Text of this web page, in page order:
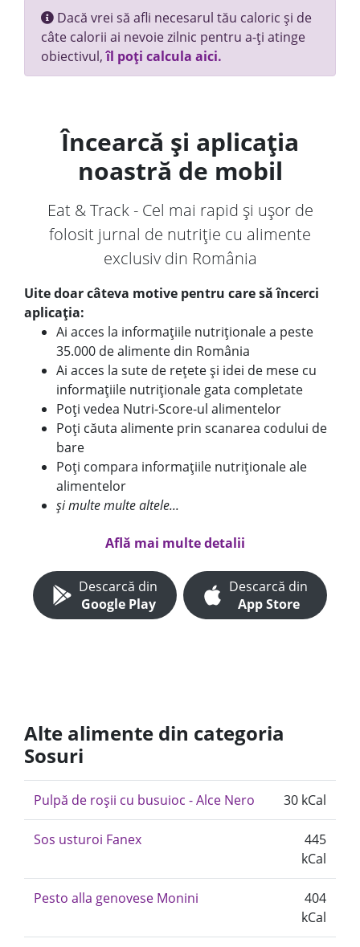
Dacă vrei să afli necesarul tău caloric și de
câte calorii ai nevoie zilnic pentru a-ți atinge
obiectivul,îl poți calcula aici.
Încearcă și aplicația
noastră de mobil
Eat & Track - Cel mai rapid și ușor de
folosit jurnal de nutriție cu alimente
exclusiv din România
Uite doar câteva motive pentru care să încerci
aplicația:
Ai acces la informațiile nutriționale a peste
35.000 de alimente din România
Ai acces la sute de rețete și idei de mese cu
informațiile nutriționale gata completate
Poți vedea Nutri-Score-ul alimentelor
Poți căuta alimente prin scanarea codului de
bare
Poți compara informațiile nutriționale ale
alimentelor
și multe multe altele...
Află mai multe detalii
Descarcă din
Google Play
Descarcă din
App Store
Alte alimente din categoria
Sosuri
Pulpă de roșii cu busuioc - Alce Nero 30 kCal
Sos usturoi Fanex
445
kCal
Pesto alla genovese Monini
404
kCal